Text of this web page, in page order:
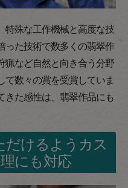
特殊な工作機械と高度な技
った技術で数多くの翡翠作
猟など自然と向き合う分野
数々の賞を受賞していま
きた感性は、翡翠作品にも
だけるようカス
にも対応